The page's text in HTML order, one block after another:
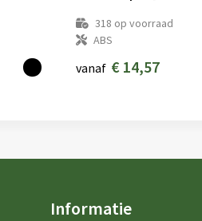
318 op voorraad
ABS
vanaf € 14,57
Informatie